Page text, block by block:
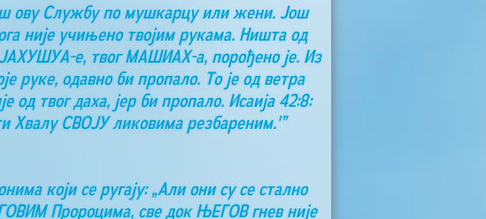
ову Службу по мушкарцу или жени. Још
није учињено твојим рукама. Ништа од
ЈАХУШУА-е, твог МАШИАХ-а, порођено је. Из
руке, одавно би пропало. То је од ветра
твог даха, јер би пропало. Исаија 42:8:
Хвалу СВОЈУ ликовима резбареним.'”
који се ругају: „Али они су се стално
Пророцима, све док ЊЕГОВ гнев није